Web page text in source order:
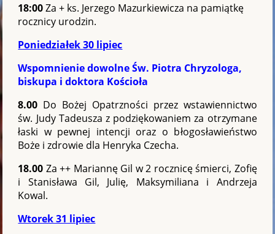
18:00Za + ks. Jerzego Mazurkiewicza na pamiątkę
rocznicy urodzin.
Poniedziałek 30 lipiec
Wspomnienie dowolne Św. Piotra Chryzologa,
biskupa i doktora Kościoła
8.00 Do Bożej Opatrzności przez wstawiennictwo
św. Judy Tadeusza z podziękowaniem za otrzymane
łaski w pewnej intencji oraz o błogosławieństwo
Boże i zdrowie dla Henryka Czecha.
18.00 Za ++ Mariannę Gil w 2 rocznicę śmierci, Zofię
i Stanisława Gil, Julię, Maksymiliana i Andrzeja
Kowal.
Wtorek 31 lipiec